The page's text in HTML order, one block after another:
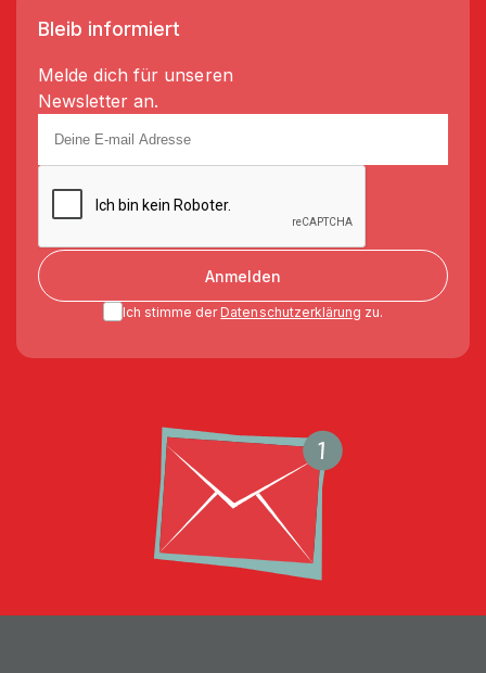
Bleib informiert
Melde dich für unseren
Newsletter an.
Anmelden
Ich stimme der Datenschutzerklärung zu.